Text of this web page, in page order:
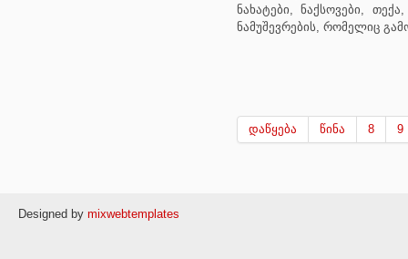
ნახატები, ნაქსოვები,
ნამუშევრების, რომელიც
დაწყება წინა 8 9
Designed by mixwebtemplates